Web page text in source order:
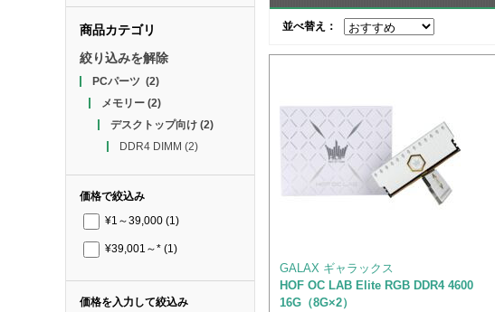
商品カテゴリ
絞り込みを解除
PCパーツ (2)
メモリー(2)
デスクトップ向け(2)
DDR4 DIMM (2)
価格で絞込み
¥1～39,000 (1)
¥39,001～* (1)
価格を入力して絞込み
並べ替え：
GALAX ギャラックス
HOF OC LAB Elite RGB DDR4 4600
16G（8G×2）